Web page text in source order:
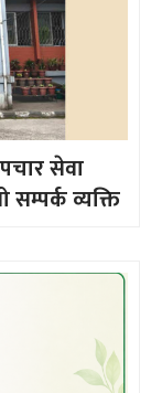
सेवा
सम्पर्क व्यक्ति